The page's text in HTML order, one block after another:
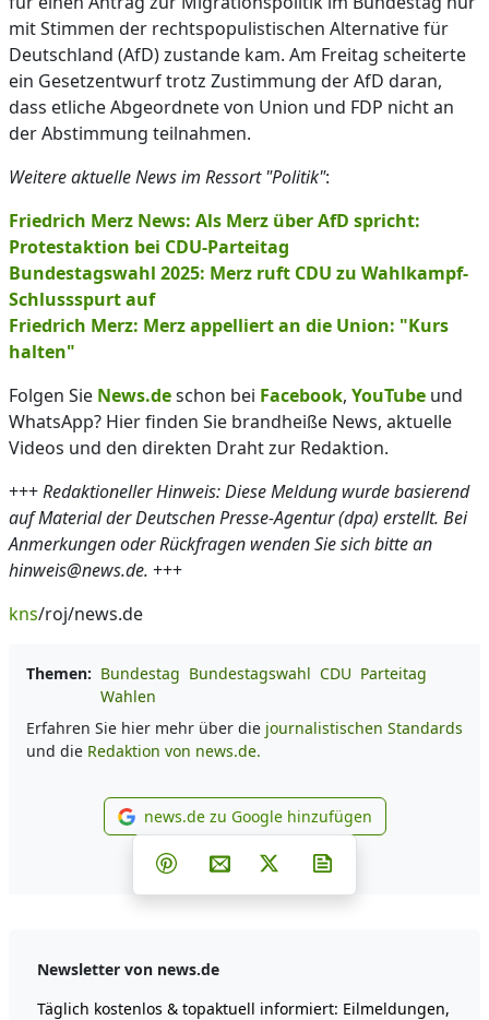
mit Stimmen der rechtspopulistischen Alternative für
Deutschland (AfD) zustande kam. Am Freitag scheiterte
ein Gesetzentwurf trotz Zustimmung der AfD daran,
dass etliche Abgeordnete von Union und FDP nicht an
der Abstimmung teilnahmen.
Weitere aktuelle News im Ressort "Politik":
Friedrich Merz News: Als Merz über AfD spricht:
Protestaktion bei CDU-Parteitag
Bundestagswahl 2025: Merz ruft CDU zu Wahlkampf-
Schlussspurt auf
Friedrich Merz: Merz appelliert an die Union: "Kurs
halten"
Folgen Sie News.deschon bei Facebook, YouTube und
WhatsApp? Hier finden Sie brandheiße News, aktuelle
Videos und den direkten Draht zur Redaktion.
+++Redaktioneller Hinweis: Diese Meldung wurde basierend
auf Material der Deutschen Presse-Agentur (dpa) erstellt. Bei
Anmerkungen oder Rückfragen wenden Sie sich bitte an
hinweis@news.de. +++
kns/roj/news.de
Themen: Bundestag Bundestagswahl CDU Parteitag
Wahlen
Erfahren Sie hier mehr über die journalistischen Standards
und die Redaktion von news.de.
news.de zu Google
news.de zu Google hinzufügen
Teilen auf Facebook
Teilen auf Whatsapp
Teilen auf Telegram
Teilen auf Pinterest
Per E-Mail teilen
Post auf X
Newsletter von news.de
Täglich kostenlos & topaktuell informiert: Eilmeldungen,